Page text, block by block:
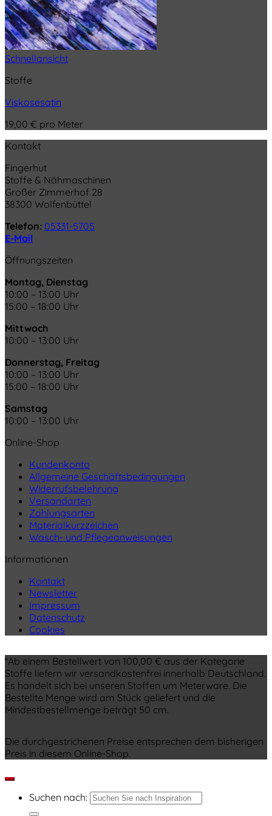
Schnellansicht
Stoffe
Viskosesatin
19,00 € pro Meter
Kontakt
Fingerhut
Stoffe & Nähmaschinen
Großer Zimmerhof 28
38300 Wolfenbüttel
Telefon: 05331-5705
E-Mail
Öffnungszeiten
Montag, Dienstag
10:00 – 13:00 Uhr
15:00 – 18:00 Uhr
Mittwoch
10:00 – 13:00 Uhr
Donnerstag, Freitag
10:00 – 13:00 Uhr
15:00 – 18:00 Uhr
Samstag
10:00 – 13:00 Uhr
Online-Shop
Kundenkonto
Allgemeine Geschäftsbedingungen
Widerrufsbelehrung
Versandarten
Zahlungsarten
Materialkurzzeichen
Wasch- und Pflegeanweisungen
Informationen
Kontakt
Newsletter
Impressum
Datenschutz
Cookies
*Ab einem Bestellwert von 100,00 € aus der Kategorie
Stoffe liefern wir versandkostenfrei innerhalb Deutschland.
Es handelt sich bei unseren Stoffen um Meterware. Die
Bestellte Menge wird am Stück geliefert und die
Mindestbestellmenge beträgt 50 cm.
Die durchgestrichenen Preise entsprechen dem bisherigen
Preis in diesem Online-Shop.
Suchen nach: